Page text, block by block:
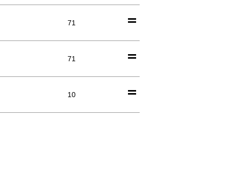
71
71
10